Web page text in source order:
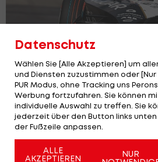
Künstler Evans: Vom
Sieg
Motorsport
Datenschutz
Wählen Sie [Alle Akzeptieren] um
und Diensten zuzustimmen oder [Nur
PUR Modus, ohne Tracking uns
Werbung fortzufahren. Sie können
individuelle Auswahl zu treffen. Sie
jederzeit über den Button links unten
der Fußzeile anpassen.
ALLE
AKZEPTIEREN
NUR